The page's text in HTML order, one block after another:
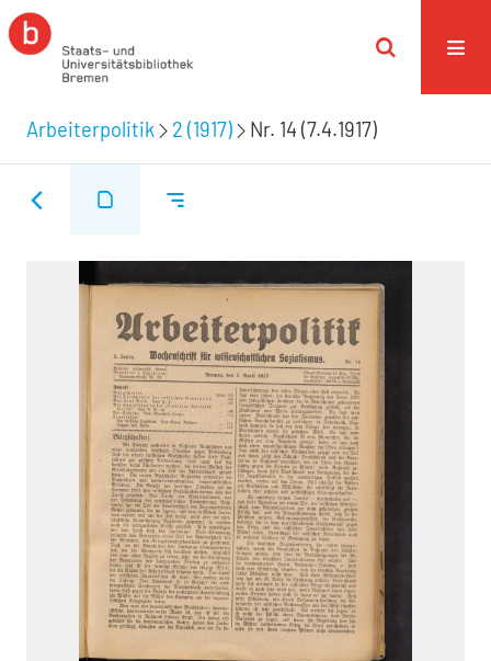
Arbeiterpolitik 2 (1917) Nr. 14 (7.4.1917)